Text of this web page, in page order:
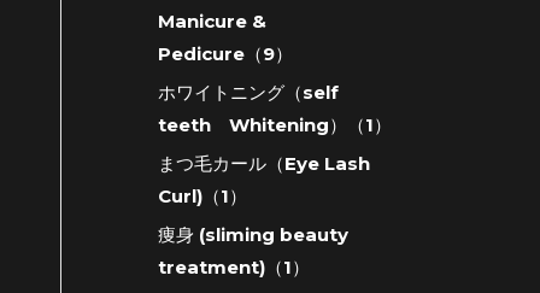
Manicure &
Pedicure（9）
ホワイトニング（self
teeth Whitening）（1）
まつ毛カール（Eye Lash
Curl)（1）
痩身 (sliming beauty
treatment)（1）